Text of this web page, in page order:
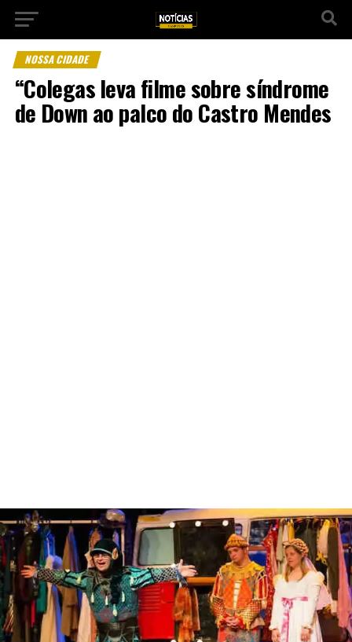
NOSSA CIDADE
“Colegas leva filme sobre síndrome
de Down ao palco do Castro Mendes